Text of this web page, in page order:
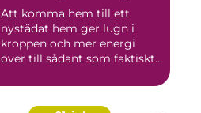
Att komma hem till ett
nystädat hem ger lugn i
kroppen och mer energi
över till sådant som faktiskt